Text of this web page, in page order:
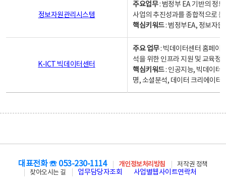
정보자원관리시스템
주요업무: 범정부 EA 기반의 정
사업의 추진성과를 종합적으로
핵심키워드: 범정부EA, 정보자
K-ICT 빅데이터센터
주요 업무: 빅데이터센터 홈페이
석을 위한 인프라 지원 및 교육정
핵심키워드: 인공지능, 빅데이터,
명, 소셜분석, 데이터 크리에이터
대표전화 ☏ 053-230-1114 개인정보처리방침
저작권 정책
찾아오시는 길
업무담당자조회 사업별웹사이트연락처